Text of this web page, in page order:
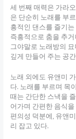
세 번째 매력은 가라
은 단순히 노래를 부
흥적인 댄스를 즐기
즉흥적으로 춤을 추
그야말로 노래방의
깊게 만들어 주는 공
노래 외에도 유앤미
다. 노래를 부르며 목
때는 간단한 스낵을
어가며 간편한 음식
편의성 덕분에, 유앤
리 잡고 있다.